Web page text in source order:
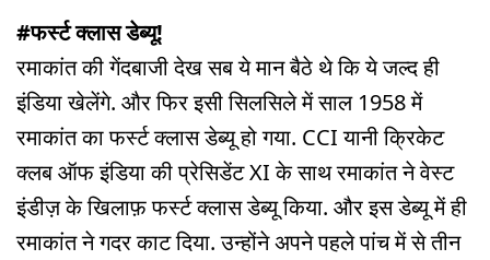
#फर्स्ट क्लास डेब्यू!
रमाकांत की गेंदबाजी देख सब ये मान बैठे थे कि ये जल्द ही
इंडिया खेलेंगे. और फिर इसी सिलसिले में साल 1958 में
रमाकांत का फर्स्ट क्लास डेब्यू हो गया. CCI यानी क्रिकेट
क्लब ऑफ इंडिया की प्रेसिडेंट XI के साथ रमाकांत ने वेस्ट
इंडीज़ के खिलाफ़ फर्स्ट क्लास डेब्यू किया. और इस डेब्यू में ही
रमाकांत ने गदर काट दिया. उन्होंने अपने पहले पांच में से तीन